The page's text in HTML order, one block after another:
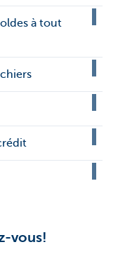
à tout
vous!